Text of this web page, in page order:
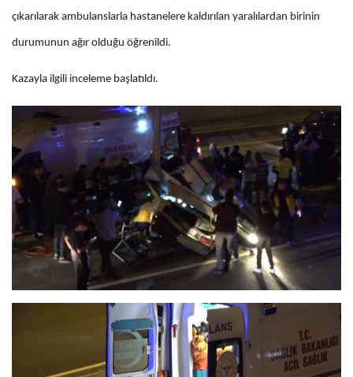
çıkarılarak ambulanslarla hastanelere kaldırılan yaralılardan birinin
durumunun ağır olduğu öğrenildi.
Kazayla ilgili inceleme başlatıldı.